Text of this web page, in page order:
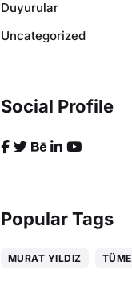
Duyurular
Uncategorized
Social Profile
Popular Tags
MURAT YILDIZ